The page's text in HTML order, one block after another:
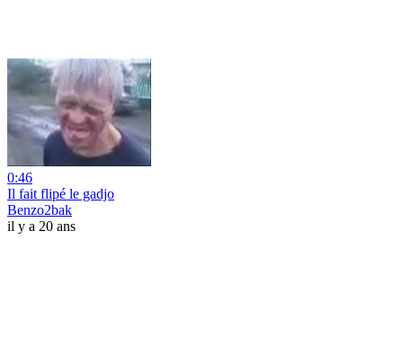
0:46
Il fait flipé le gadjo
Benzo2bak
il y a 20 ans